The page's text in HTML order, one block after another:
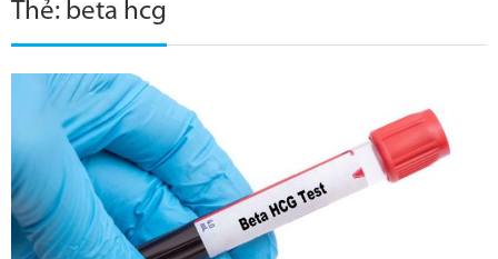
Thẻ: beta hcg